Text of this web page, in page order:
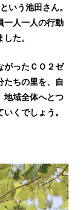
いう池田さん。
一人一人の行動
た。
がったＣＯ２ゼ
たちの里を、自
地域全体へとつ
くでしょう。